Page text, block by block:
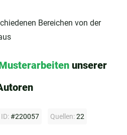
Bereichen von der
unserer
#220057 Quellen:22